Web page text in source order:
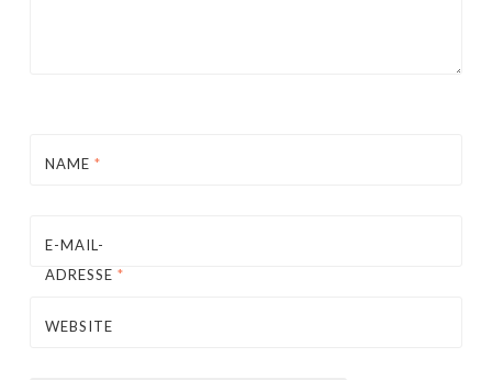
NAME *
E-MAIL-
ADRESSE *
WEBSITE